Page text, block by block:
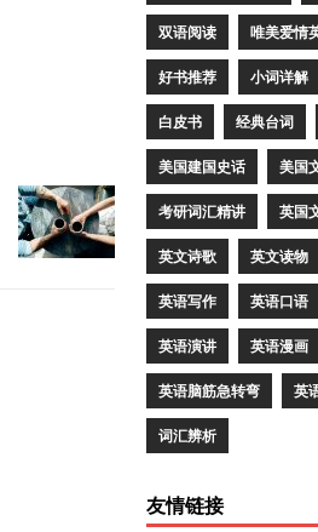
双语阅读 唯美爱情
好书推荐 小词详解
白皮书 经典台词
美国建国史话 美国
考研词汇精讲 英国
英文诗歌 英文读物
英语写作 英语口语
英语演讲 英语漫画
英语脑筋急转弯 英
词汇辨析
友情链接